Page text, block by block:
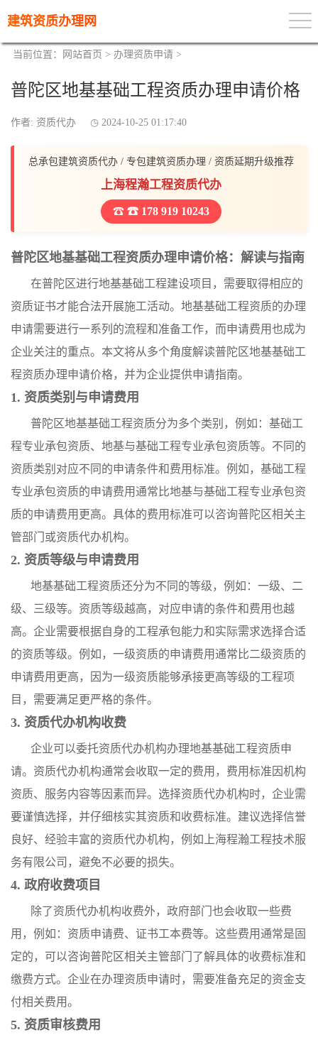
建筑资质办理网
当前位置： 网站首页 > 办理资质申请 >
普陀区地基基础工程资质办理申请价格
作者: 资质代办 2024-10-25 01:17:40
总承包建筑资质代办 / 专包建筑资质办理 / 资质延期升级推荐
上海程瀚工程资质代办
☎ 178 919 10243
普陀区地基基础工程资质办理申请价格：解读与指南
在普陀区进行地基基础工程建设项目，需要取得相应的
资质证书才能合法开展施工活动。地基基础工程资质的办理
申请需要进行一系列的流程和准备工作，而申请费用也成为
企业关注的重点。本文将从多个角度解读普陀区地基基础工
程资质办理申请价格，并为企业提供申请指南。
1. 资质类别与申请费用
普陀区地基基础工程资质分为多个类别，例如：基础工
程专业承包资质、地基与基础工程专业承包资质等。不同的
资质类别对应不同的申请条件和费用标准。例如，基础工程
专业承包资质的申请费用通常比地基与基础工程专业承包资
质的申请费用更高。具体的费用标准可以咨询普陀区相关主
管部门或资质代办机构。
2. 资质等级与申请费用
地基基础工程资质还分为不同的等级，例如：一级、二
级、三级等。资质等级越高，对应申请的条件和费用也越
高。企业需要根据自身的工程承包能力和实际需求选择合适
的资质等级。例如，一级资质的申请费用通常比二级资质的
申请费用更高，因为一级资质能够承接更高等级的工程项
目，需要满足更严格的条件。
3. 资质代办机构收费
企业可以委托资质代办机构办理地基基础工程资质申
请。资质代办机构通常会收取一定的费用，费用标准因机构
资质、服务内容等因素而异。选择资质代办机构时，企业需
要谨慎选择，并仔细核实其资质和收费标准。建议选择信誉
良好、经验丰富的资质代办机构，例如上海程瀚工程技术服
务有限公司，避免不必要的损失。
4. 政府收费项目
除了资质代办机构收费外，政府部门也会收取一些费
用，例如：资质申请费、证书工本费等。这些费用通常是固
定的，可以咨询普陀区相关主管部门了解具体的收费标准和
缴费方式。企业在办理资质申请时，需要准备充足的资金支
付相关费用。
5. 资质审核费用